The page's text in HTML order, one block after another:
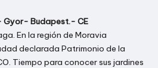
Gyor- Budapest.- CE
En la región de Moravia
declarada Patrimonio de la
Tiempo para conocer sus jardines